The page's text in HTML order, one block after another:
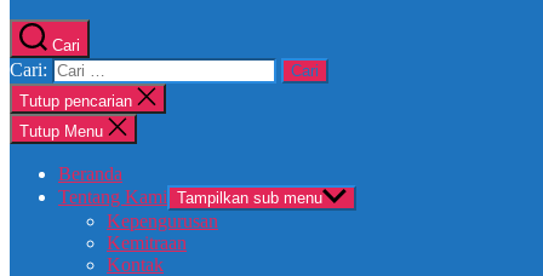
Cari
Cari:
Tutup pencarian
Tutup Menu
Beranda
Tentang Kami Tampilkan sub menu
Kepengurusan
Kemitraan
Kontak